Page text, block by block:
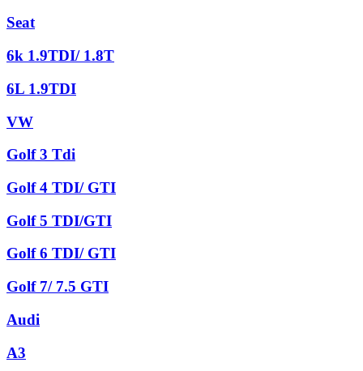
Seat
6k 1.9TDI/ 1.8T
6L 1.9TDI
VW
Golf 3 Tdi
Golf 4 TDI/ GTI
Golf 5 TDI/GTI
Golf 6 TDI/ GTI
Golf 7/ 7.5 GTI
Audi
A3